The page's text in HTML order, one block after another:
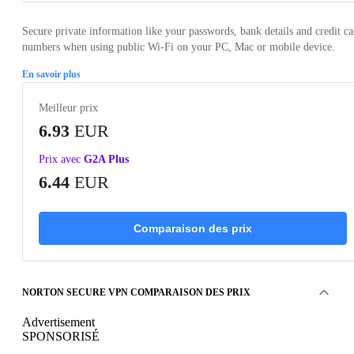
Secure private information like your passwords, bank details and credit
numbers when using public Wi-Fi on your PC, Mac or mobile device.
En savoir plus
Meilleur prix
6.93 EUR
Prix avec G2A Plus
6.44 EUR
Comparaison des prix
NORTON SECURE VPN COMPARAISON DES PRIX
Advertisement
SPONSORISÉ